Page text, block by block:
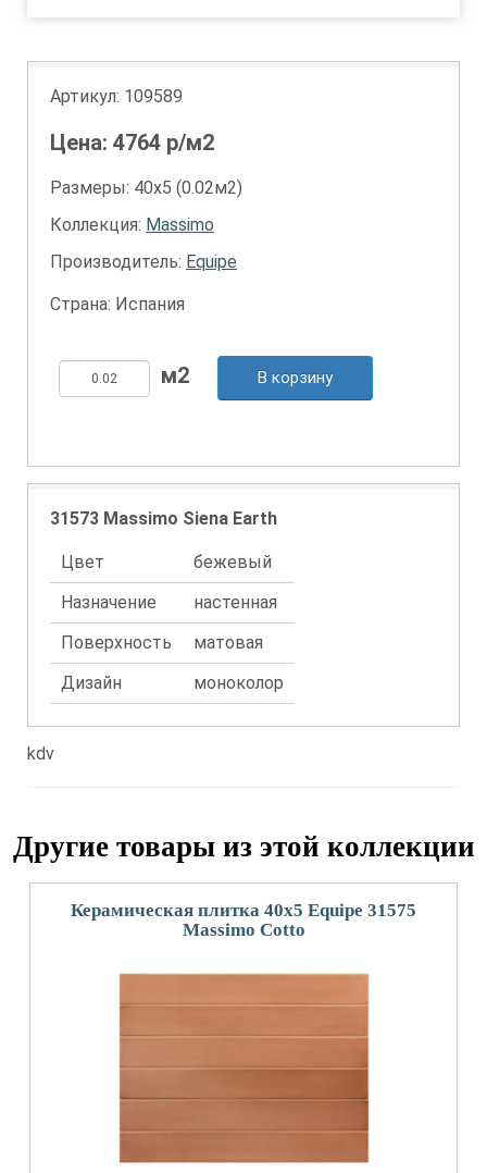
Артикул: 109589
Цена: 4764 р/м2
Размеры: 40х5 (0.02м2)
Коллекция: Massimo
Производитель: Equipe
Страна: Испания
В корзину
31573 Massimo Siena Earth
Цвет
бежевый
Назначение
настенная
Поверхность
матовая
Дизайн
моноколор
kdv
Другие товары из этой коллекции
Керамическая плитка 40x5 Equipe 31575
Massimo Cotto